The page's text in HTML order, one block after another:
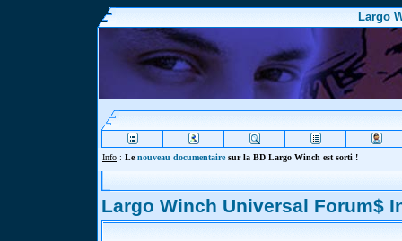
Largo
Info : Lenouveau documentairesur la BD Largo Winch est sorti !
Largo Winch Universal Forum$